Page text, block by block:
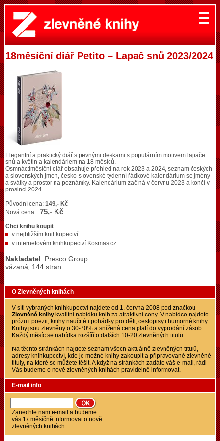
18měsíční diář Petito – Lapač snů 2023/2024
Elegantní a praktický diář s pevnými deskami s populárním motivem lapače
snů a květin a kalendáriem na 18 měsíců.
Osmnáctiměsíční diář obsahuje přehled na rok 2023 a 2024, seznam českých
a slovenských jmen, česko-slovenské týdenní řádkové kalendárium se jmény
a svátky a prostor na poznámky. Kalendárium začíná v červnu 2023 a končí v
prosinci 2024.
Původní cena: 149,- Kč
Nová cena: 75,- Kč
Chci knihu koupit:
v nejbližším knihkupectví
v internetovém knihkupectví Kosmas.cz
Nakladatel: Presco Group
vázaná, 144 stran
O Zlevněných knihách
V síti vybraných knihkupectví najdete od 1. června 2008 pod značkou
Zlevněné knihy kvalitní nabídku knih za atraktivní ceny. V nabídce najdete
prózu i poezii, knihy naučné i pohádky pro děti, cestopisy i humorné knihy.
Knihy jsou zlevněny o 30-70% a snížená cena platí do vyprodání zásob.
Každý měsíc se nabídka rozšíří o dalších 10-20 zlevněných titulů.
Na těchto stránkách najdete seznam všech aktuálně zlevněných titulů,
adresy knihkupectví, kde je možné knihy zakoupit a připravované zlevněné
tituly, na které se můžete těšit. A když na stránkách zadáte váš e-mail, rádi
Vás budeme o nově zlevněných knihách pravidelně informovat.
E-mail info
Zanechte nám e-mail a budeme
vás 1x měsíčně informovat o nově
zlevněných knihách.